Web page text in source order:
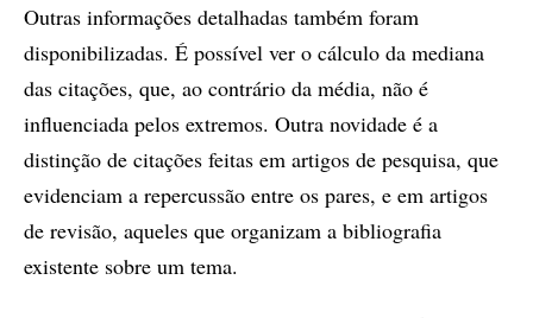
Outras informações detalhadas também foram
disponibilizadas. É possível ver o cálculo da mediana
das citações, que, ao contrário da média, não é
influenciada pelos extremos. Outra novidade é a
distinção de citações feitas em artigos de pesquisa, que
evidenciam a repercussão entre os pares, e em artigos
de revisão, aqueles que organizam a bibliografia
existente sobre um tema.